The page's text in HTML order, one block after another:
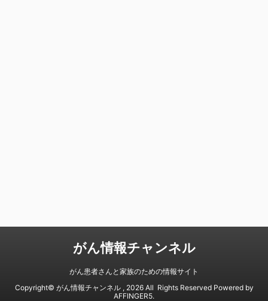
がん情報チャンネル
がん患者さんと家族のための情報サイト
Copyright© がん情報チャンネル , 2026 All Rights Reserved Powered by
AFFINGER5.